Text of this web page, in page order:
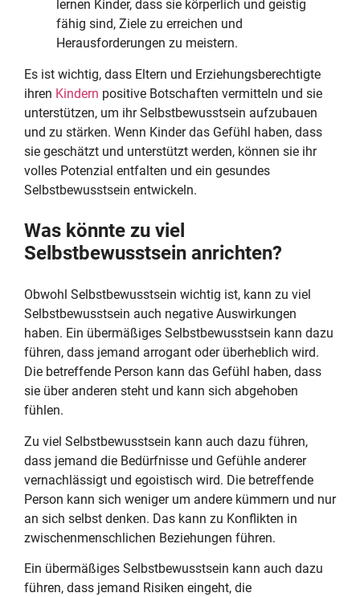
lernen Kinder, dass sie körperlich und geistig
fähig sind, Ziele zu erreichen und
Herausforderungen zu meistern.
Es ist wichtig, dass Eltern und Erziehungsberechtigte
ihren Kindern positive Botschaften vermitteln und sie
unterstützen, um ihr Selbstbewusstsein aufzubauen
und zu stärken. Wenn Kinder das Gefühl haben, dass
sie geschätzt und unterstützt werden, können sie ihr
volles Potenzial entfalten und ein gesundes
Selbstbewusstsein entwickeln.
Was könnte zu viel
Selbstbewusstsein anrichten?
Obwohl Selbstbewusstsein wichtig ist, kann zu viel
Selbstbewusstsein auch negative Auswirkungen
haben. Ein übermäßiges Selbstbewusstsein kann dazu
führen, dass jemand arrogant oder überheblich wird.
Die betreffende Person kann das Gefühl haben, dass
sie über anderen steht und kann sich abgehoben
fühlen.
Zu viel Selbstbewusstsein kann auch dazu führen,
dass jemand die Bedürfnisse und Gefühle anderer
vernachlässigt und egoistisch wird. Die betreffende
Person kann sich weniger um andere kümmern und nur
an sich selbst denken. Das kann zu Konflikten in
zwischenmenschlichen Beziehungen führen.
Ein übermäßiges Selbstbewusstsein kann auch dazu
führen, dass jemand Risiken eingeht, die